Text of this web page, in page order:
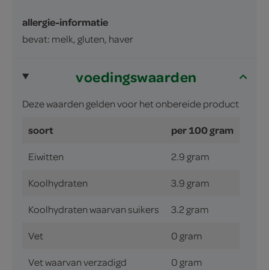
allergie-informatie
bevat: melk, gluten, haver
voedingswaarden
Deze waarden gelden voor het onbereide product
soort per 100 gram
Eiwitten 2.9 gram
Koolhydraten 3.9 gram
Koolhydraten waarvan suikers 3.2 gram
Vet 0 gram
Vet waarvan verzadigd 0 gram